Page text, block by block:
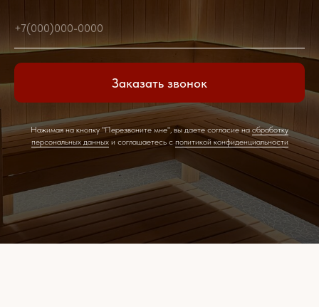
+7(000)000-0000
Заказать звонок
Нажимая на кнопку "Перезвоните мне", вы даете согласие наобработку
персональных данныхи соглашаетесь c политикой конфиденциальности